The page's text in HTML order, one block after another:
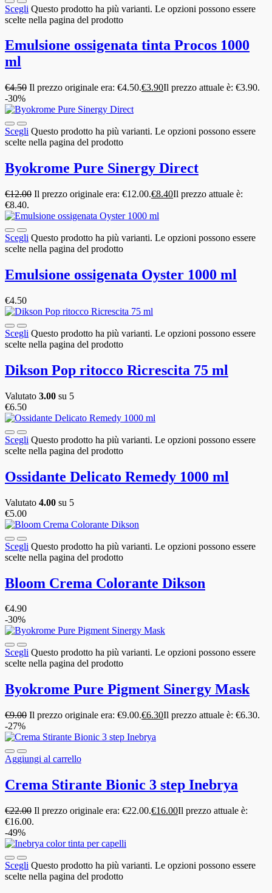
Scegli Questo prodotto ha più varianti. Le opzioni possono essere
scelte nella pagina del prodotto
Emulsione ossigenata tinta Procos 1000
ml
€4.50 Il prezzo originale era: €4.50.€3.90Il prezzo attuale è: €3.90.
-30%
Scegli Questo prodotto ha più varianti. Le opzioni possono essere
scelte nella pagina del prodotto
Byokrome Pure Sinergy Direct
€12.00 Il prezzo originale era: €12.00.€8.40Il prezzo attuale è:
€8.40.
Scegli Questo prodotto ha più varianti. Le opzioni possono essere
scelte nella pagina del prodotto
Emulsione ossigenata Oyster 1000 ml
€4.50
Scegli Questo prodotto ha più varianti. Le opzioni possono essere
scelte nella pagina del prodotto
Dikson Pop ritocco Ricrescita 75 ml
Valutato 3.00 su 5
€6.50
Scegli Questo prodotto ha più varianti. Le opzioni possono essere
scelte nella pagina del prodotto
Ossidante Delicato Remedy 1000 ml
Valutato 4.00 su 5
€5.00
Scegli Questo prodotto ha più varianti. Le opzioni possono essere
scelte nella pagina del prodotto
Bloom Crema Colorante Dikson
€4.90
-30%
Scegli Questo prodotto ha più varianti. Le opzioni possono essere
scelte nella pagina del prodotto
Byokrome Pure Pigment Sinergy Mask
€9.00 Il prezzo originale era: €9.00.€6.30Il prezzo attuale è: €6.30.
-27%
Aggiungi al carrello
Crema Stirante Bionic 3 step Inebrya
€22.00 Il prezzo originale era: €22.00.€16.00Il prezzo attuale è:
€16.00.
-49%
Scegli Questo prodotto ha più varianti. Le opzioni possono essere
scelte nella pagina del prodotto